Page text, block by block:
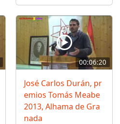
00:06:20
José Carlos Durán, pr
emios Tomás Meabe
2013, Alhama de Gra
nada